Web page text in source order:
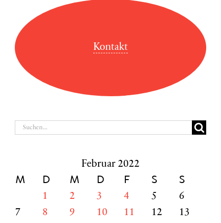
Kontakt
Suche
Februar 2022
M D M D F S S
1 2 3 4 5
6
7
8 9 10 11 12
13